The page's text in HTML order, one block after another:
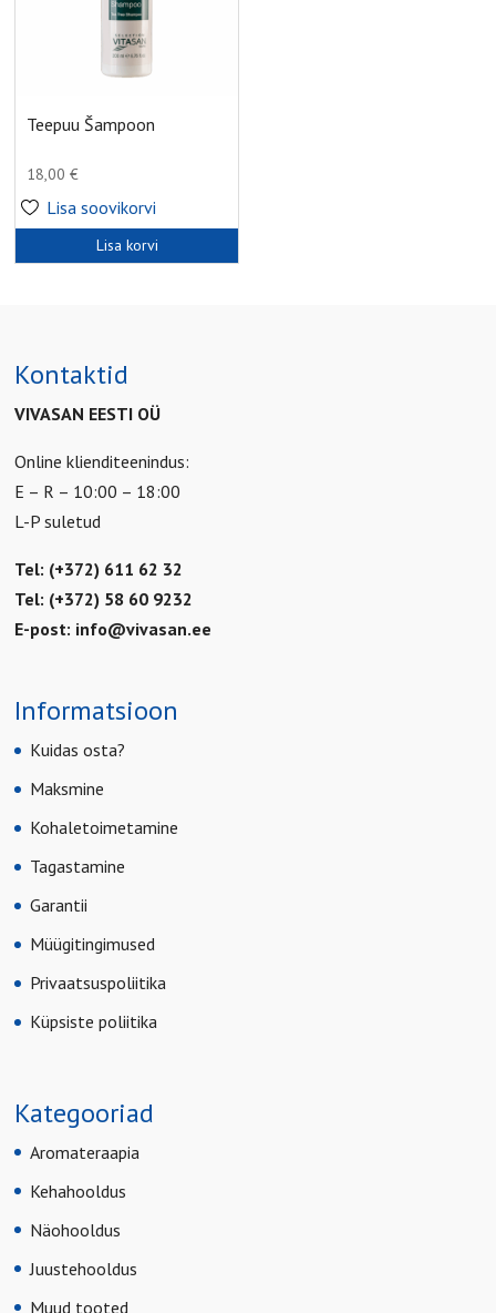
Teepuu Šampoon
18,00€
Lisa soovikorvi
Lisa korvi
Kontaktid
VIVASAN EESTI OÜ
Online klienditeenindus:
E – R – 10:00 – 18:00
L-P suletud
Tel: (+372) 611 62 32
Tel: (+372) 58 60 9232
E-post: info@vivasan.ee
Informatsioon
Kuidas osta?
Maksmine
Kohaletoimetamine
Tagastamine
Garantii
Müügitingimused
Privaatsuspoliitika
Küpsiste poliitika
Kategooriad
Aromateraapia
Kehahooldus
Näohooldus
Juustehooldus
Muud tooted